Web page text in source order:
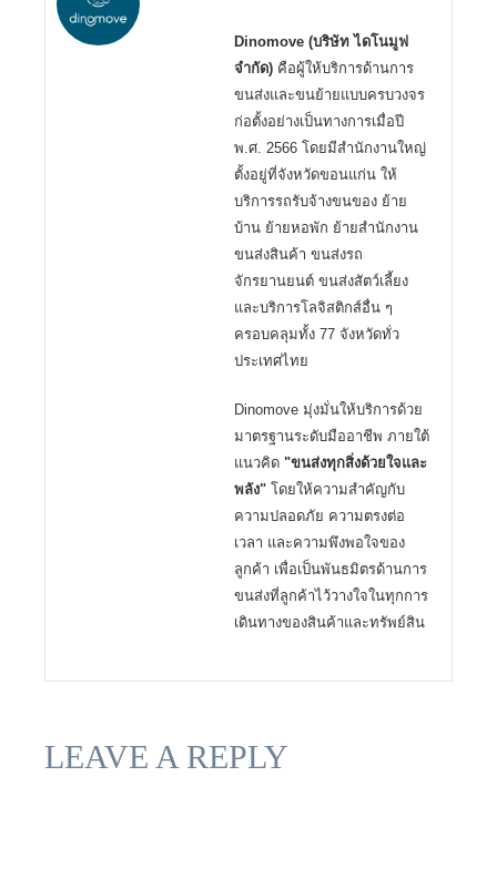
Dinomove (บริษัท ไดโนมูฟ
จำกัด) คือผู้ให้บริการด้านการ
ขนส่งและขนย้ายแบบครบวงจร
ก่อตั้งอย่างเป็นทางการเมื่อปี
พ.ศ. 2566 โดยมีสำนักงานใหญ่
ตั้งอยู่ที่จังหวัดขอนแก่น ให้
บริการรถรับจ้างขนของ ย้าย
บ้าน ย้ายหอพัก ย้ายสำนักงาน
ขนส่งสินค้า ขนส่งรถ
จักรยานยนต์ ขนส่งสัตว์เลี้ยง
และบริการโลจิสติกส์อื่น ๆ
ครอบคลุมทั้ง 77 จังหวัดทั่ว
ประเทศไทย
Dinomove มุ่งมั่นให้บริการด้วย
มาตรฐานระดับมืออาชีพ ภายใต้
แนวคิด "ขนส่งทุกสิ่งด้วยใจและ
พลัง" โดยให้ความสำคัญกับ
ความปลอดภัย ความตรงต่อ
เวลา และความพึงพอใจของ
ลูกค้า เพื่อเป็นพันธมิตรด้านการ
ขนส่งที่ลูกค้าไว้วางใจในทุกการ
เดินทางของสินค้าและทรัพย์สิน
LEAVE A REPLY